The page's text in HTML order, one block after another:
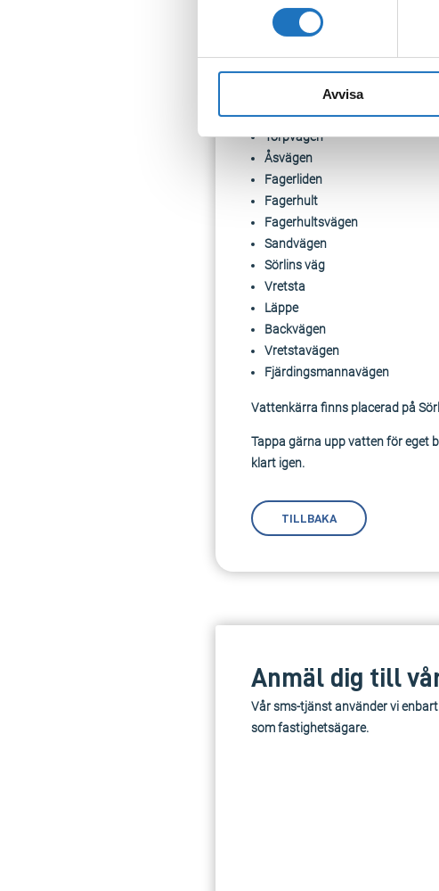
Avvisa
Länsmanvägen
Tvärvägen
Kaplansvägen
Repslagarvägen
Torpvägen
Åsvägen
Fagerliden
Fagerhult
Fagerhultsvägen
Sandvägen
Sörlins väg
Vretsta
Läppe
Backvägen
Vretstavägen
Fjärdingsmannavägen
Vattenkärra finns placerad på
Tappa gärna upp vatten för eget
klart igen.
TILLBAKA
Anmäl dig till
Vår sms-tjänst använder vi
som fastighetsägare.